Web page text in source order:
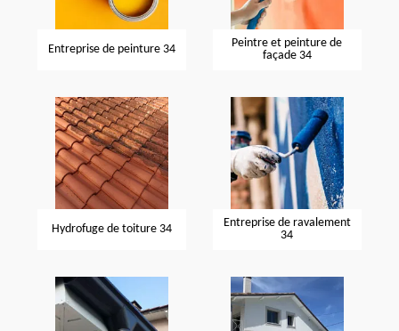
Entreprise de peinture 34
Peintre et peinture de
façade 34
Hydrofuge de toiture 34
Entreprise de ravalement
34